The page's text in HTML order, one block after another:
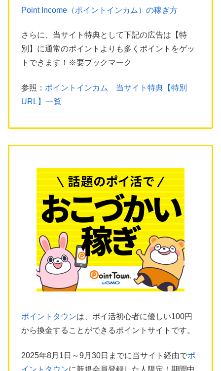
Point Income（ポイントインカム）の稼ぎ方
さらに、当サイト特典として下記の広告は【特
別】に通常のポイントよりも多くポイントをゲッ
トできます！※要ブックマーク
参照： ポイントインカム 当サイト特典【特別
URL】一覧
ポイントタウンは、ポイ活初心者に優しい100円
から換金することができるポイントサイトです。
2025年8月1日～9月30日までに当サイト経由でポ
イントタウンに新規会員登録した人限定！期間中